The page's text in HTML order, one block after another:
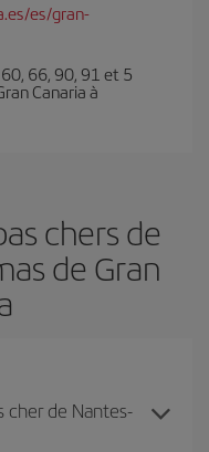
es/gran-
60, 66, 90, 91 et 5
Canaria à
chers de
de Gran
de Nantes-